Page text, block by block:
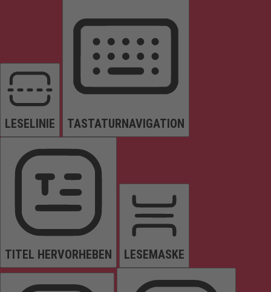
LESELINIE TASTATURNAVIGATION
TITEL HERVORHEBEN LESEMASKE